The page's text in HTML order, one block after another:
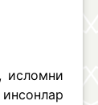
исломни